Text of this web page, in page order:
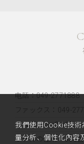
电話：049-2771888
ファックス：049-
Email：
ホテルの住所：553
我們使用Cookie技術
量分析、個性化內容